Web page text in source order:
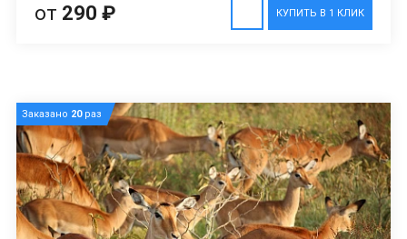
КУПИТЬ В 1 КЛИК
от 290 ₽
Заказано 20раз